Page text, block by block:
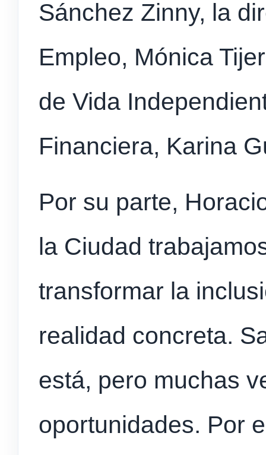
Sánchez Zinny, la
Empleo, Mónica
de Vida
Financiera, Karina
Por su parte,
la Ciudad
transformar la
realidad concreta.
está, pero muchas
oportunidades. Por